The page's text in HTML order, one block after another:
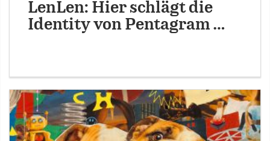
LenLen: Hier schlägt die
Identity von Pentagram …